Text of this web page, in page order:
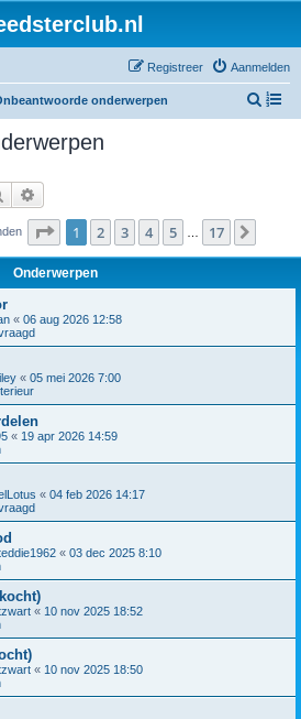
Aanmelden
Registreer
onderwerpen
Z
Zoek
Pagina van 17
1 2 3 4 5 17
Onderwerpen
« 06 aug 2026 12:58
« 05 mei 2026 7:00
« 19 apr 2026 14:59
« 04 feb 2026 14:17
« 03 dec 2025 8:10
« 10 nov 2025 18:52
« 10 nov 2025 18:50